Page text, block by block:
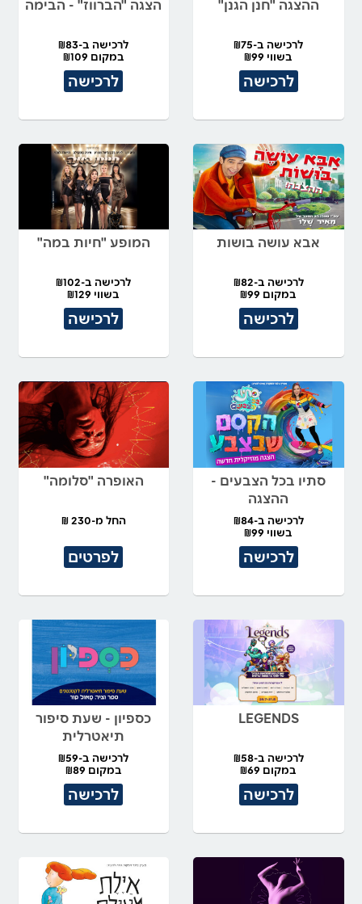
ההצגה "חנן הגנן"
לרכישה ב-₪75
בשווי ₪99
לרכישה
הצגה "הברווז" - הבימה
לרכישה ב-₪83
במקום ₪109
לרכישה
אבא עושה בושות
לרכישה ב-₪82
במקום ₪99
לרכישה
המופע "חיות במה"
לרכישה ב-₪102
בשווי ₪129
לרכישה
סתיו בכל הצבעים -
ההצגה
לרכישה ב-₪84
בשווי ₪99
לרכישה
האופרה "סלומה"
החל מ-230 ₪
לפרטים
LEGENDS
לרכישה ב-₪58
במקום ₪69
לרכישה
כספיון - שעת סיפור
תיאטרלית
לרכישה ב-₪59
במקום ₪89
לרכישה